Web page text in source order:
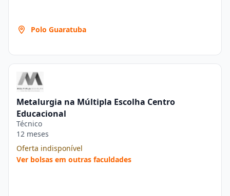
Polo Guaratuba
Metalurgia na Múltipla Escolha Centro
Educacional
Técnico
12 meses
Oferta indisponível
Ver bolsas em outras faculdades